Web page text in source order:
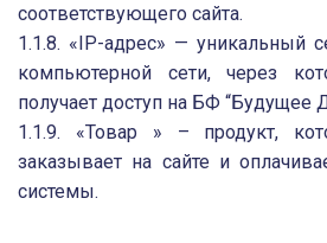
соответствующего сайта.
1.1.8. «IP-адрес» — уникальный
компьютерной сети, через
получает доступ на БФ “Будущее
1.1.9. «Товар » – продукт,
заказывает на сайте и
системы.